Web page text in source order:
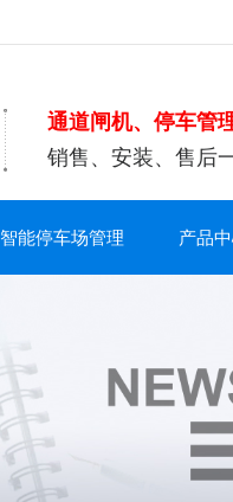
通道闸机、停车管
销售、安装、售后
智能停车场管理 产品